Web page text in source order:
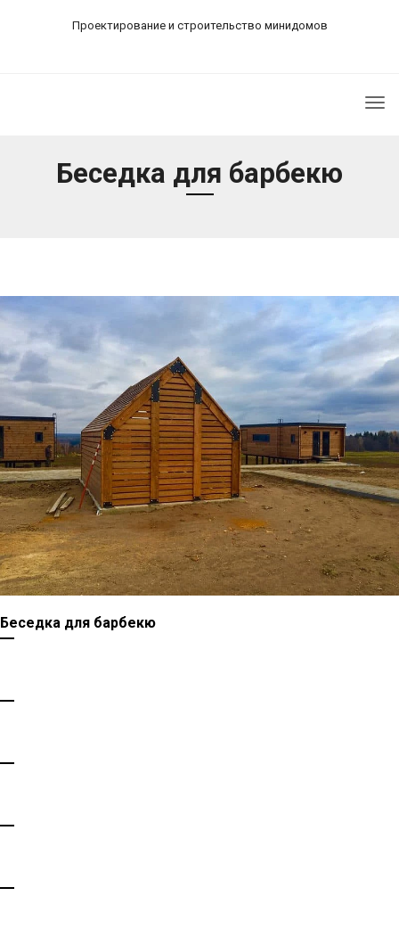
Проектирование и строительство минидомов
Беседка для барбекю
Беседка для барбекю